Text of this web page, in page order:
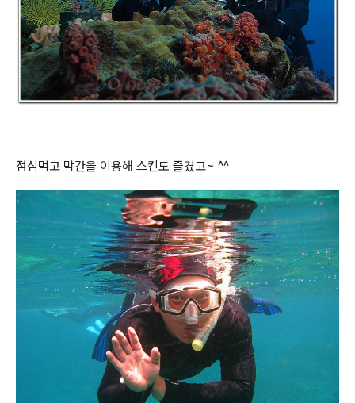
점심먹고 막간을 이용해 스킨도 즐겼고~ ^^